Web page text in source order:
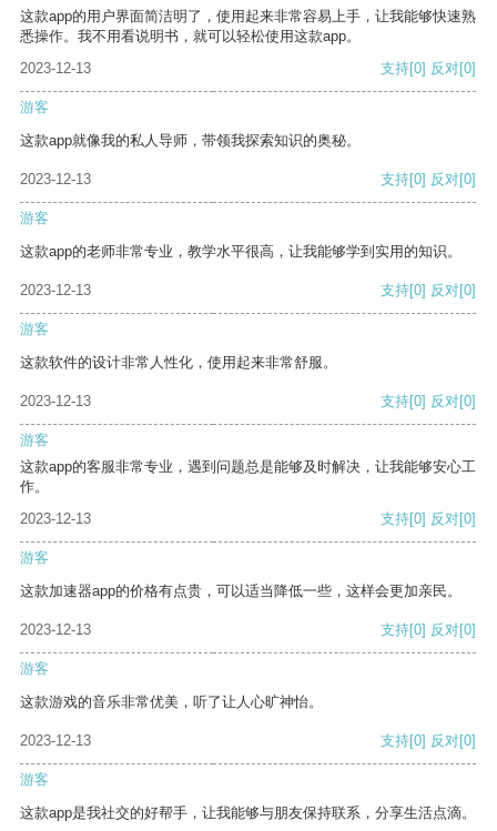
这款app的用户界面简洁明了，使用起来非常容易上手，让我能够快速熟
悉操作。我不用看说明书，就可以轻松使用这款app。
2023-12-13
支持[0] 反对[0]
游客
这款app就像我的私人导师，带领我探索知识的奥秘。
2023-12-13 支持[0] 反对[0]
游客
这款app的老师非常专业，教学水平很高，让我能够学到实用的知识。
2023-12-13 支持[0] 反对[0]
游客
这款软件的设计非常人性化，使用起来非常舒服。
2023-12-13 支持[0] 反对[0]
游客
这款app的客服非常专业，遇到问题总是能够及时解决，让我能够安心工
作。
2023-12-13
支持[0] 反对[0]
游客
这款加速器app的价格有点贵，可以适当降低一些，这样会更加亲民。
2023-12-13 支持[0] 反对[0]
游客
这款游戏的音乐非常优美，听了让人心旷神怡。
2023-12-13 支持[0] 反对[0]
游客
这款app是我社交的好帮手，让我能够与朋友保持联系，分享生活点滴。